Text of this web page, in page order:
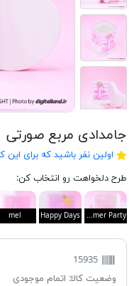
جامدادی مربع صورتی
اولین نفر باشید که برای این
طرح دلخواهت رو انتخاب کن:
Summer Party
Happy Days
mel
15935
وضعیت کالا: اتمام موجودی